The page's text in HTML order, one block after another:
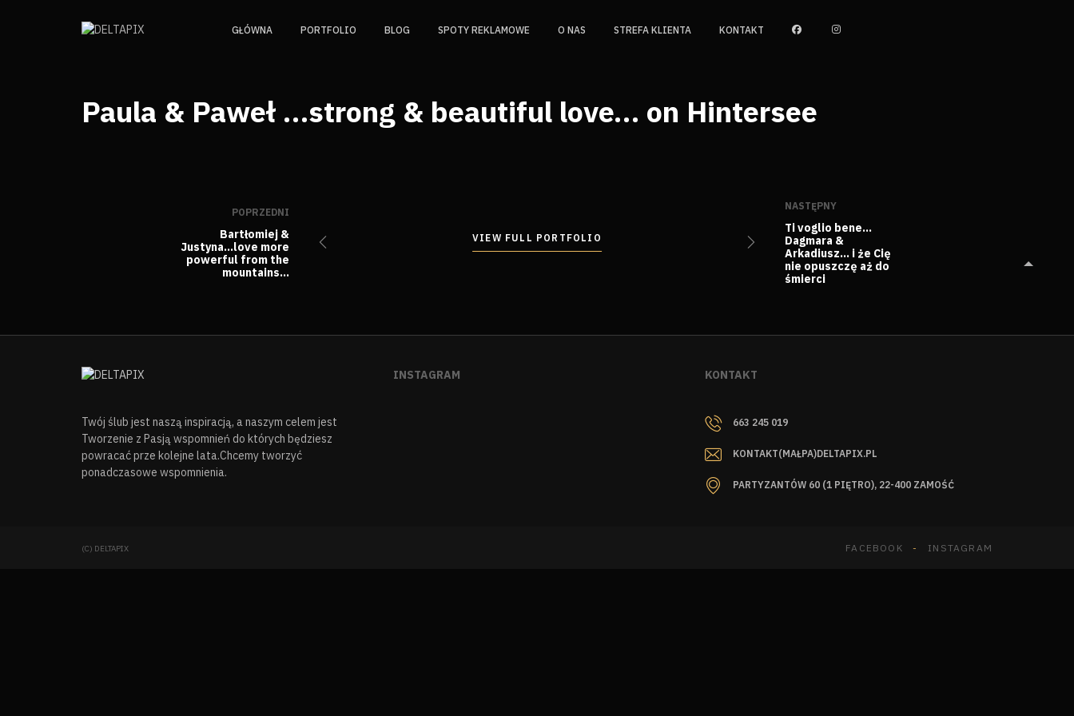
GŁÓWNA PORTFOLIO BLOG SPOTY REKLAMOWE O NAS STREFA KLIENTA KONTAKT
Paula & Paweł …strong & beautiful love… on Hintersee
POPRZEDNI
Bartłomiej &
Justyna…love more
powerful from the
mountains…
VIEW FULL PORTFOLIO
VIEW FULL PORTFOLIO
NASTĘPNY
Ti voglio bene…
Dagmara &
Arkadiusz… i że Cię
nie opuszczę aż do
śmierci
Twój ślub jest naszą inspiracją, a naszym celem jest
Tworzenie z Pasją wspomnień do których będziesz
powracać prze kolejne lata.Chcemy tworzyć
ponadczasowe wspomnienia.
INSTAGRAM KONTAKT
663 245 019
KONTAKT(MAŁPA)DELTAPIX.PL
PARTYZANTÓW 60 (1 PIĘTRO), 22-400 ZAMOŚĆ
(C) DELTAPIX FACEBOOK INSTAGRAM